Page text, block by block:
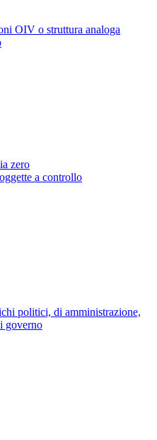
OIV o struttura analoga
zero
a controllo
politici, di amministrazione,
governo